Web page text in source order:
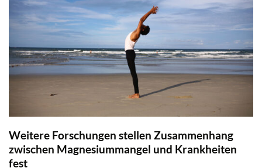
Weitere Forschungen stellen Zusammenhang
zwischen Magnesiummangel und Krankheiten
fest